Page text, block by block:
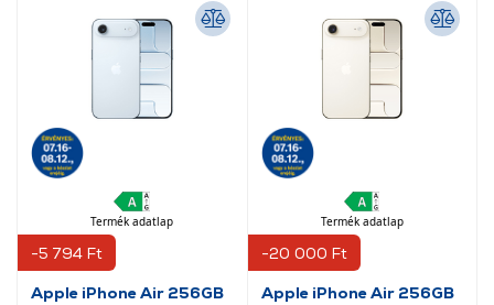
-5 794 Ft
Termék adatlap
Apple iPhone Air 256GB
-20 000 Ft
Termék adatlap
Apple iPhone Air 256GB